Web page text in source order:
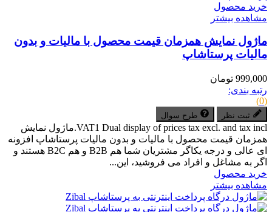
خرید محصول
مشاهده بیشتر
ماژول نمایش همزمان قیمت محصول با مالیات و بدون
مالیات پرستاشاپ
999,000 تومان
رتبه بندی:
(0)
ثبت نظر طرح سوال
VAT1 Dual display of prices tax excl. and tax incl.ماژول نمایش
همزمان قیمت محصول با مالیات و بدون مالیات پرستاشاپ افزونه
ای عالی و درجه یکاگر مشتریان شما هم B2B و هم B2C هستند و
اگر به مشاغل و افراد می فروشید، این...
خرید محصول
مشاهده بیشتر